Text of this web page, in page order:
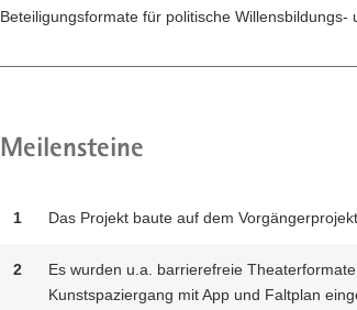
Beteiligungsformate für politische Willensbildungs-
Meilensteine
1 Das Projekt baute auf dem Vorgängerprojekt
2
Es wurden u.a. barrierefreie
Kunstspaziergang mit App und Faltplan